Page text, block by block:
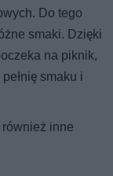
Do tego
smaki. Dzięki
na piknik,
smaku i
inne